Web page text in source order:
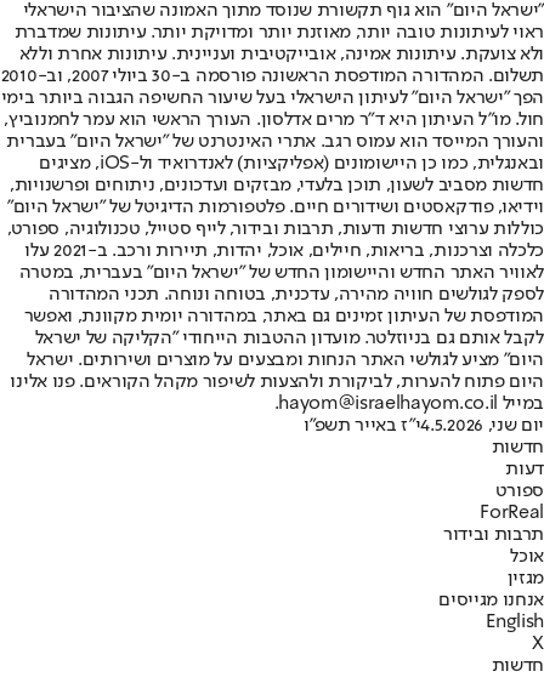
"ישראל היום" הוא גוף תקשורת שנוסד מתוך האמונה שהציבור הישראלי
ראוי לעיתונות טובה יותר, מאוזנת יותר ומדויקת יותר. עיתונות שמדברת
ולא צועקת. עיתונות אמינה, אובייקטיבית ועניינית. עיתונות אחרת וללא
תשלום. המהדורה המודפסת הראשונה פורסמה ב-30 ביולי 2007, וב-2010
הפך "ישראל היום" לעיתון הישראלי בעל שיעור החשיפה הגבוה ביותר בימי
חול. מו"ל העיתון היא ד"ר מרים אדלסון. העורך הראשי הוא עמר לחמנוביץ,
והעורך המייסד הוא עמוס רגב. אתרי האינטרנט של "ישראל היום" בעברית
ובאנגלית, כמו כן היישומונים (אפליקציות) לאנדרואיד ול-iOS, מציגים
חדשות מסביב לשעון, תוכן בלעדי, מבזקים ועדכונים, ניתוחים ופרשנויות,
וידיאו, פודקאסטים ושידורים חיים. פלטפורמות הדיגיטל של "ישראל היום"
כוללות ערוצי חדשות ודעות, תרבות ובידור, לייף סטייל, טכנולוגיה, ספורט,
כלכלה וצרכנות, בריאות, חיילים, אוכל, יהדות, תיירות ורכב. ב-2021 עלו
לאוויר האתר החדש והיישומון החדש של "ישראל היום" בעברית, במטרה
לספק לגולשים חוויה מהירה, עדכנית, בטוחה ונוחה. תכני המהדורה
המודפסת של העיתון זמינים גם באתר, במהדורה יומית מקוונת, ואפשר
לקבל אותם גם בניוזלטר. מועדון ההטבות הייחודי "הקליקה של ישראל
היום" מציע לגולשי האתר הנחות ומבצעים על מוצרים ושירותים. ישראל
היום פתוח להערות, לביקורת ולהצעות לשיפור מקהל הקוראים. פנו אלינו
במייל hayom@israelhayom.co.il.
יום שני, 4.5.2026
י"ז באייר תשפ"ו
חדשות
דעות
ספורט
ForReal
תרבות ובידור
אוכל
מגזין
אנחנו מגייסים
English
X
חדשות